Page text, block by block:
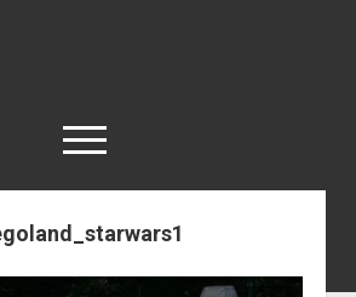
open
< work
Berlin